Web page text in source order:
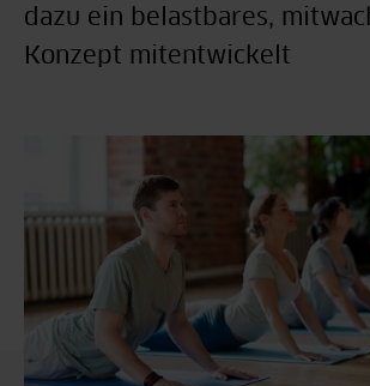
dazu ein belastbares,
Konzept mitentwickelt